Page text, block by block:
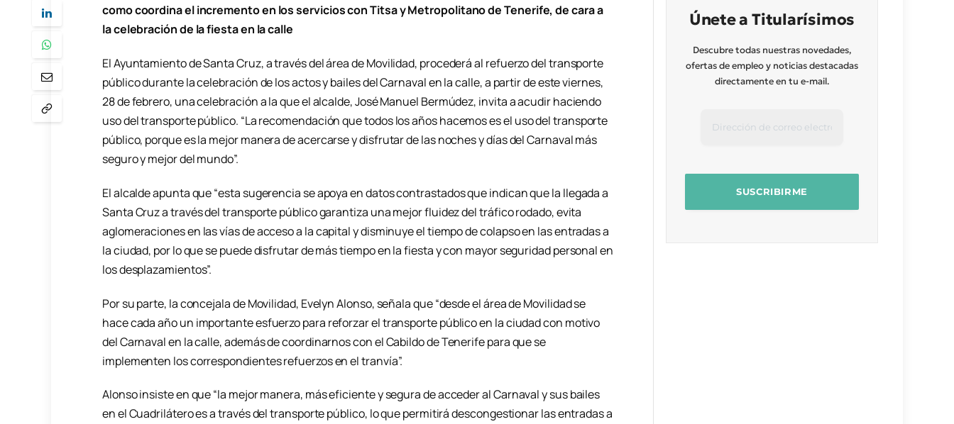
como coordina el incremento en los servicios con Titsa y Metropolitano de Tenerife, de cara a
la celebración de la fiesta en la calle
El Ayuntamiento de Santa Cruz, a través del área de Movilidad, procederá al refuerzo del transporte
público durante la celebración de los actos y bailes del Carnaval en la calle, a partir de este viernes,
28 de febrero, una celebración a la que el alcalde, José Manuel Bermúdez, invita a acudir haciendo
uso del transporte público. “La recomendación que todos los años hacemos es el uso del transporte
público, porque es la mejor manera de acercarse y disfrutar de las noches y días del Carnaval más
seguro y mejor del mundo”.
El alcalde apunta que “esta sugerencia se apoya en datos contrastados que indican que la llegada a
Santa Cruz a través del transporte público garantiza una mejor fluidez del tráfico rodado, evita
aglomeraciones en las vías de acceso a la capital y disminuye el tiempo de colapso en las entradas a
la ciudad, por lo que se puede disfrutar de más tiempo en la fiesta y con mayor seguridad personal en
los desplazamientos”.
Por su parte, la concejala de Movilidad, Evelyn Alonso, señala que “desde el área de Movilidad se
hace cada año un importante esfuerzo para reforzar el transporte público en la ciudad con motivo
del Carnaval en la calle, además de coordinarnos con el Cabildo de Tenerife para que se
implementen los correspondientes refuerzos en el tranvía”.
Alonso insiste en que “la mejor manera, más eficiente y segura de acceder al Carnaval y sus bailes
en el Cuadrilátero es a través del transporte público, lo que permitirá descongestionar las entradas a
Únete a Titularísimos
Descubre todas nuestras novedades,
ofertas de empleo y noticias destacadas
directamente en tu e-mail.